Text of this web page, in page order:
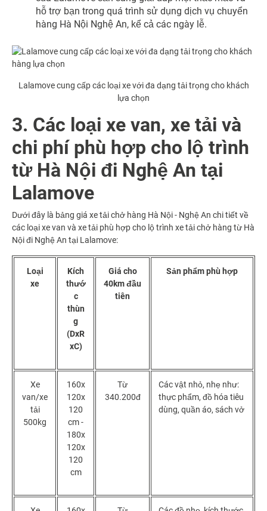
hỗ trợ bạn trong quá trình sử dụng dịch vụ chuyển
hàng Hà Nội Nghệ An, kể cả các ngày lễ.
Lalamove cung cấp các loại xe với đa dạng tải trọng cho khách
lựa chọn
3. Các loại xe van, xe tải và
chi phí phù hợp cho lộ trình
từ Hà Nội đi Nghệ An tại
Lalamove
Dưới đây là bảng giá xe tải chở hàng Hà Nội- Nghệ An chi tiết về
các loại xe van và xe tải phù hợp cho lộ trình xe tải chở hàng từ Hà
Nội đi Nghệ An tại Lalamove:
Loại
xe
Kích
thướ
c
thùn
g
(DxR
xC)
Giá cho
40km đầu
tiên
Sản phẩm phù hợp
Xe
van/xe
tải
500kg
160x
120x
120
cm -
180x
120x
120
cm
Từ
340.200đ
Các vật nhỏ, nhẹ như:
thực phẩm, đồ hóa tiêu
dùng, quần áo, sách vở